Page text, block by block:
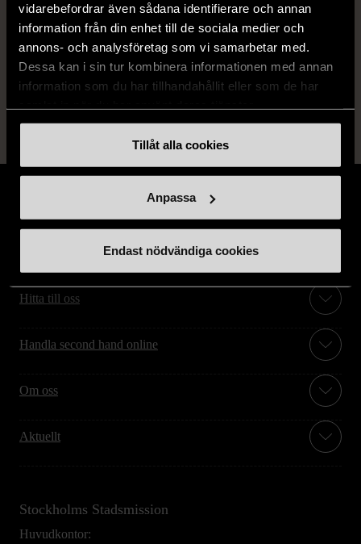
vidarebefordrar även sådana identifierare och annan
information från din enhet till de sociala medier och
annons- och analysföretag som vi samarbetar med.
Dessa kan i sin tur kombinera informationen med annan
information som du har tillhandahållit eller som de har
Tillåt alla cookies
Anpassa
Endast nödvändiga cookies
Produkten har blivit använd och kan ha
slitits eller ha mindre skador
Läs mer om hur vi bedömer
Hitta till oss
Handla second hand online
Om oss
Aktuellt
Stockholms Stadsmission
Huvudkontor: